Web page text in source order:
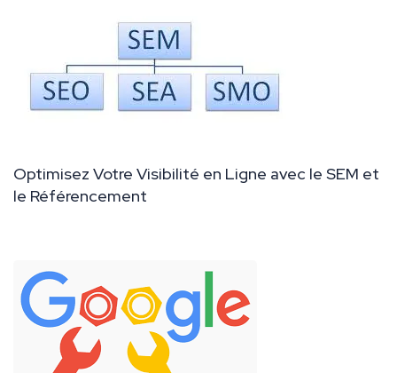
Optimisez Votre Visibilité en Ligne avec le SEM et
le Référencement